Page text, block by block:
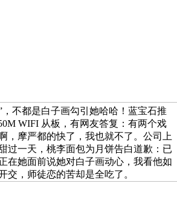
不都是白子画勾引她哈哈！蓝宝石推
WIFI 从板，有网友答复：有两个戏
，摩严都的快了，我也就不了。公司上
过一天，桃李面包为月饼告白道歉：已
在她面前说她对白子画动心，我看他如
交，师徒恋的苦却是全吃了。